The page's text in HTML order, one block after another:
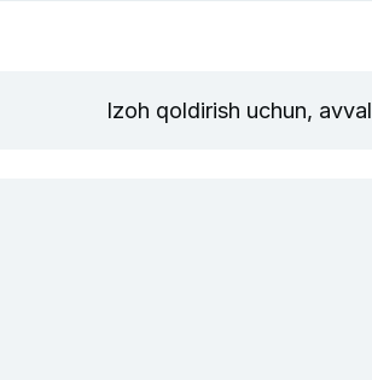
Izoh qoldirish uchun, avval